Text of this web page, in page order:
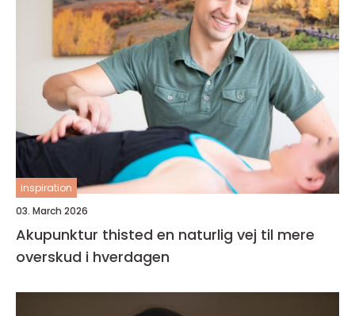
inspiration
03. March 2026
Akupunktur thisted en naturlig vej til mere
overskud i hverdagen